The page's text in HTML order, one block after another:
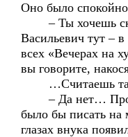
Оно было
– Ты хочешь
Васильевич тут –
всех «Вечерах на
вы говорите,
…Считаешь так
– Да нет…
было бы писать на
глазах внука